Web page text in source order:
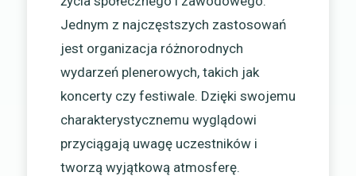
Jednym z najczęstszych zastosowań
jest organizacja różnorodnych
wydarzeń plenerowych, takich jak
koncerty czy festiwale. Dzięki swojemu
charakterystycznemu wyglądowi
przyciągają uwagę uczestników i
tworzą wyjątkową atmosferę.